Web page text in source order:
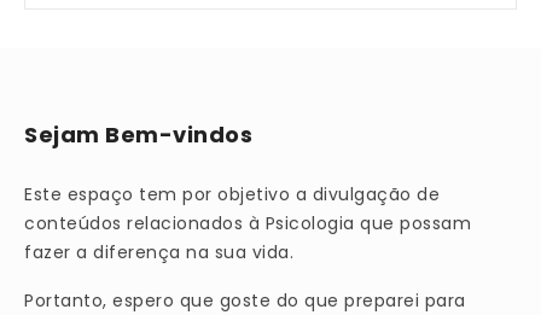
Sejam Bem-vindos
Este espaço tem por objetivo a divulgação de
conteúdos relacionados à Psicologia que possam
fazer a diferença na sua vida.
Portanto, espero que goste do que preparei para